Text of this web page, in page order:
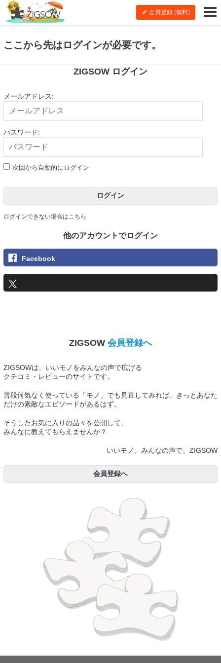
会員登録 (無料)
ここから先はログインが必要です。
ZIGSOW ログイン
メールアドレス:
パスワード:
次回から自動的にログイン
ログイン
ログインできない場合はこちら
他のアカウントでログイン
Facebook
ZIGSOW 会員登録へ
ZIGSOWは、いいモノをみんなの声で広げる
クチコミ・レビューのサイトです。
普段何気なく使っている「モノ」でも見直してみれば、きっとあなた
だけの素敵なエピソードがあるはず。
そうしたお気に入りの品々を公開して、
みんなに教えてもらえませんか？
いいモノ、みんなの声で。ZIGSOW
会員登録へ